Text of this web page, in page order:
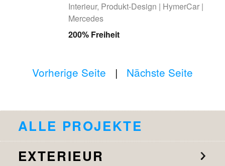
Interieur, Produkt-Design | HymerCar |
Mercedes
200% Freiheit
Vorherige Seite | Nächste Seite
ALLE PROJEKTE
EXTERIEUR